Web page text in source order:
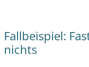
Fallbeispiel:
nichts